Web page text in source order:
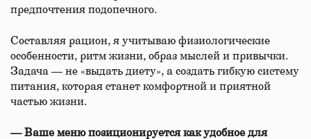
предпочтения подопечного.
Составляя рацион, я учитываю физиологические
особенности, ритм жизни, образ мыслей и привычки.
Задача — не «выдать диету», а создать гибкую систему
питания, которая станет комфортной и приятной
частью жизни.
— Ваше меню позиционируется как удобное для